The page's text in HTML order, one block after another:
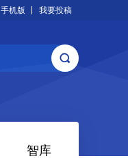
手机版 我要投稿
智库